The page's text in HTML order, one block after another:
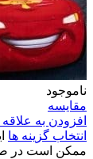
ناموجود
مقایسه
افزودن به
انتخاب گزینه ها
ممکن است در